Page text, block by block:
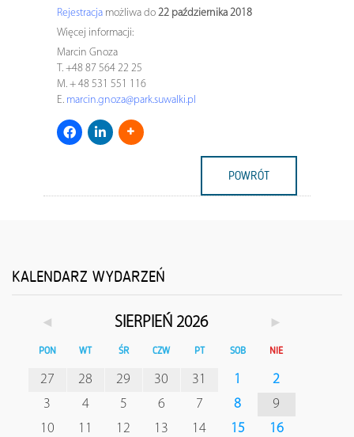
Rejestracja możliwa do 22 października 2018
Więcej informacji:
Marcin Gnoza
T. +48 87 564 22 25
M. + 48 531 551 116
E. marcin.gnoza@park.suwalki.pl
POWRÓT
KALENDARZ WYDARZEŃ
◄ SIERPIEŃ 2026 ►
PON WT ŚR CZW PT SOB NIE
27 28 29 30 31 1
2
3
4 5 6 7 8
9
10
11 12 13 14 15
16